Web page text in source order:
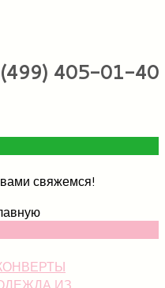
405-01-40
свяжемся!